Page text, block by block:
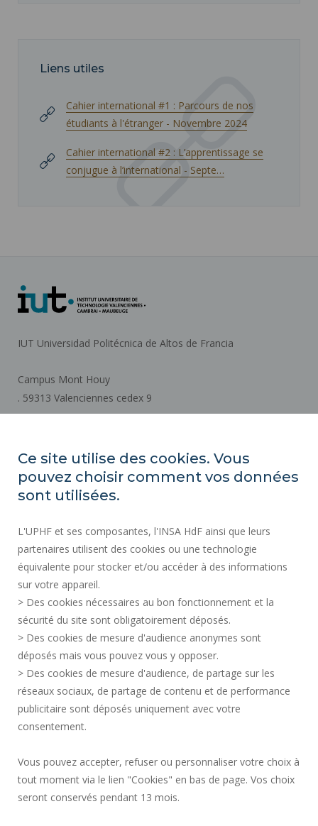
Liens utiles
Cahier international #1 : Parcours de nos
étudiants à l'étranger - Novembre 2024
Cahier international #2 : L’apprentissage se
conjugue à l’international - Septe…
IUT Universidad Politécnica de Altos de Francia
Campus Mont Houy
. 59313 Valenciennes cedex 9
ACTOS REGLAMENTARIOS
CONTRATACIÓN PÚBLICA
INFORMACIÓN LEGAL
SALA DE PRENSA
CONTRATACIÓN
MAPA DEL SITIO
DATOS PERSONALES
ACCESIBILIDAD
¡Únete a nosotros!
Ce site utilise des cookies. Vous
pouvez choisir comment vos données
sont utilisées.
L'UPHF et ses composantes, l'INSA HdF ainsi que leurs
partenaires utilisent des cookies ou une technologie
équivalente pour stocker et/ou accéder à des informations
sur votre appareil.
> Des cookies nécessaires au bon fonctionnement et la
sécurité du site sont obligatoirement déposés.
> Des cookies de mesure d'audience anonymes sont
déposés mais vous pouvez vous y opposer.
> Des cookies de mesure d'audience, de partage sur les
réseaux sociaux, de partage de contenu et de performance
publicitaire sont déposés uniquement avec votre
consentement.
Vous pouvez accepter, refuser ou personnaliser votre choix à
tout moment via le lien "Cookies" en bas de page. Vos choix
seront conservés pendant 13 mois.